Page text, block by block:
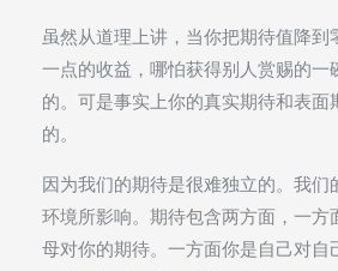
虽然从道理上讲，当你把期待值降到
一点的收益，哪怕获得别人赏赐的一
的。可是事实上你的真实期待和表面
的。
因为我们的期待是很难独立的。我们
环境所影响。期待包含两方面，一方
母对你的期待。一方面你是自己对自